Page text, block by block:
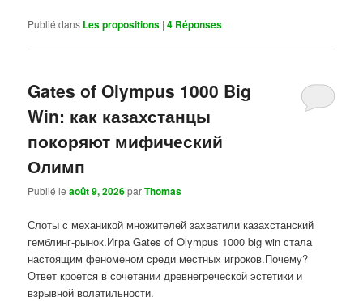
Publié dans Les propositions |4 Réponses
Gates of Olympus 1000 Big
Win: как казахстанцы
покоряют мифический
Олимп
Publié leaoût 9, 2026parThomas
Слоты с механикой множителей захватили казахстанский
гемблинг-рынок.Игра Gates of Olympus 1000 big win стала
настоящим феноменом среди местных игроков.Почему?
Ответ кроется в сочетании древнегреческой эстетики и
взрывной волатильности.